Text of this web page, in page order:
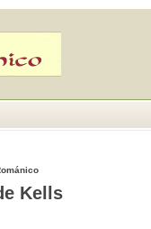
Kells